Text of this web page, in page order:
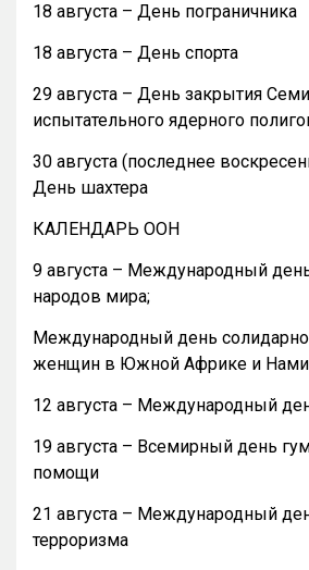
18 августа – День пограничника
18 августа – День спорта
29 августа – День закрытия
испытательного ядерного
30 августа (последнее
День шахтера
КАЛЕНДАРЬ ООН
9 августа – Международный
народов мира;
Международный день
женщин в Южной Африке и
12 августа – Международный
19 августа – Всемирный день
помощи
21 августа – Международный
терроризма